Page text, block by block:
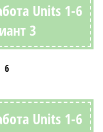
Units 1-6
3
6
Units 1-6